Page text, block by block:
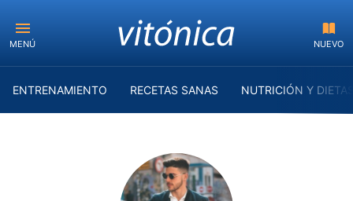
MENÚ NUEVO
ENTRENAMIENTO RECETAS SANAS NUTRICIÓN Y